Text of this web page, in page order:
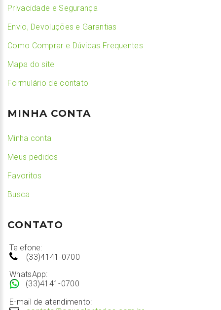
Privacidade e Segurança
Envio, Devoluções e Garantias
Como Comprar e Dúvidas Frequentes
Mapa do site
Formulário de contato
MINHA CONTA
Minha conta
Meus pedidos
Favoritos
Busca
CONTATO
Telefone:
(33)4141-0700
WhatsApp:
(33)4141-0700
E-mail de atendimento: